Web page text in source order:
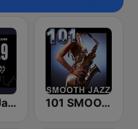
Smooth Jazz CD 101.9 FM 101 SMOOTH JAZZ